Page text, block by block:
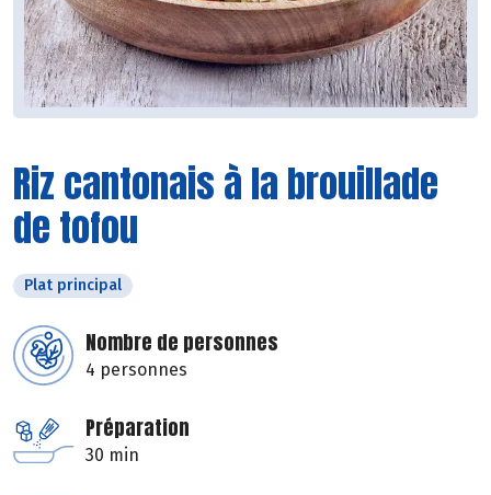
Riz cantonais à la brouillade
de tofou
Plat principal
Nombre de personnes
4 personnes
Préparation
30 min